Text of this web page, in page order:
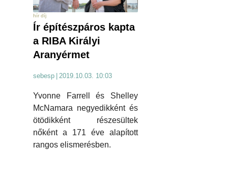
hír díj
Ír építészpáros kapta
a RIBA Királyi
Aranyérmet
sebesp 2019.10.03. 10:03
Yvonne Farrell és Shelley
McNamara negyedikként és
ötödikként részesültek
nőként a 171 éve alapított
rangos elismerésben.